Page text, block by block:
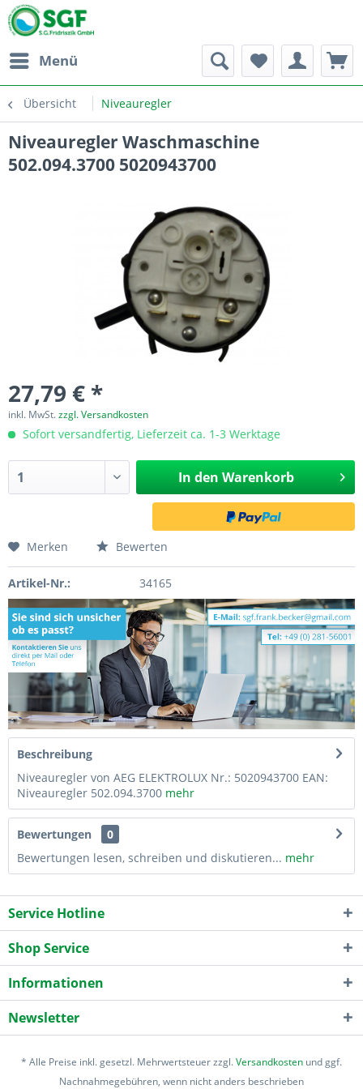
Menü
Übersicht Niveauregler
Niveauregler Waschmaschine
502.094.3700 5020943700
27,79 € *
inkl. MwSt.zzgl. Versandkosten
Sofort versandfertig, Lieferzeit ca. 1-3 Werktage
In den Warenkorb
Merken Bewerten
Artikel-Nr.: 34165
Beschreibung
Niveauregler von AEG ELEKTROLUX Nr.: 5020943700 EAN:
Niveauregler 502.094.3700 mehr
Bewertungen
0
Bewertungen lesen, schreiben und diskutieren... mehr
Service Hotline
Shop Service
Informationen
Newsletter
* Alle Preise inkl. gesetzl. Mehrwertsteuer zzgl.Versandkosten und ggf.
Nachnahmegebühren, wenn nicht anders beschrieben